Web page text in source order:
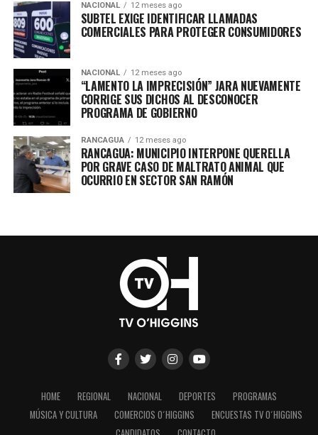
NACIONAL 12 meses ago
SUBTEL EXIGE IDENTIFICAR LLAMADAS
COMERCIALES PARA PROTEGER CONSUMIDORES
NACIONAL 12 meses ago
“LAMENTO LA IMPRECISIÓN” JARA NUEVAMENTE
CORRIGE SUS DICHOS AL DESCONOCER
PROGRAMA DE GOBIERNO
RANCAGUA 12 meses ago
RANCAGUA: MUNICIPIO INTERPONE QUERELLA
POR GRAVE CASO DE MALTRATO ANIMAL QUE
OCURRIO EN SECTOR SAN RAMÓN
HOME REGIONAL NACIONAL DEPORTES
PROGRAMAS
MÚSICA Y CULTURA
COMERCIOS O´HIGGINS
ENCUESTAS TV O´HIGGINS